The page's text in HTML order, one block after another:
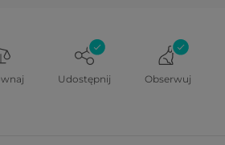
Udostępnij Obserwuj